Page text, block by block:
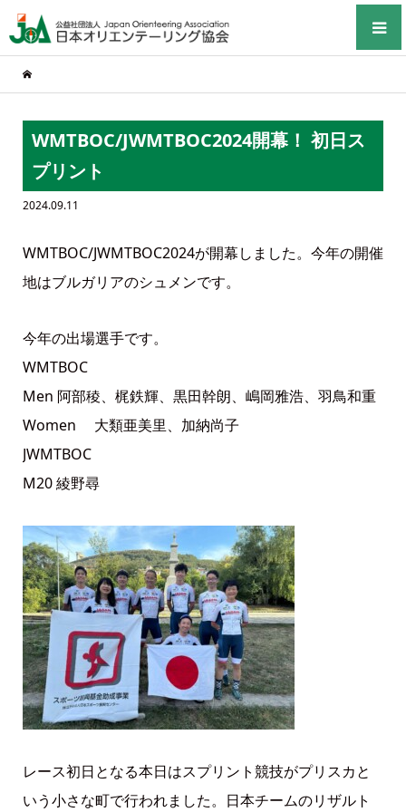
WMTBOC/JWMTBOC2024開幕！ 初日ス
プリント
2024.09.11
WMTBOC/JWMTBOC2024が開幕しました。今年の開催
地はブルガリアのシュメンです。
今年の出場選手です。
WMTBOC
Men 阿部稜、梶鉄輝、黒田幹朗、嶋岡雅浩、羽鳥和重
Women 大類亜美里、加納尚子
JWMTBOC
M20 綾野尋
レース初日となる本日はスプリント競技がプリスカと
いう小さな町で行われました。日本チームのリザルト